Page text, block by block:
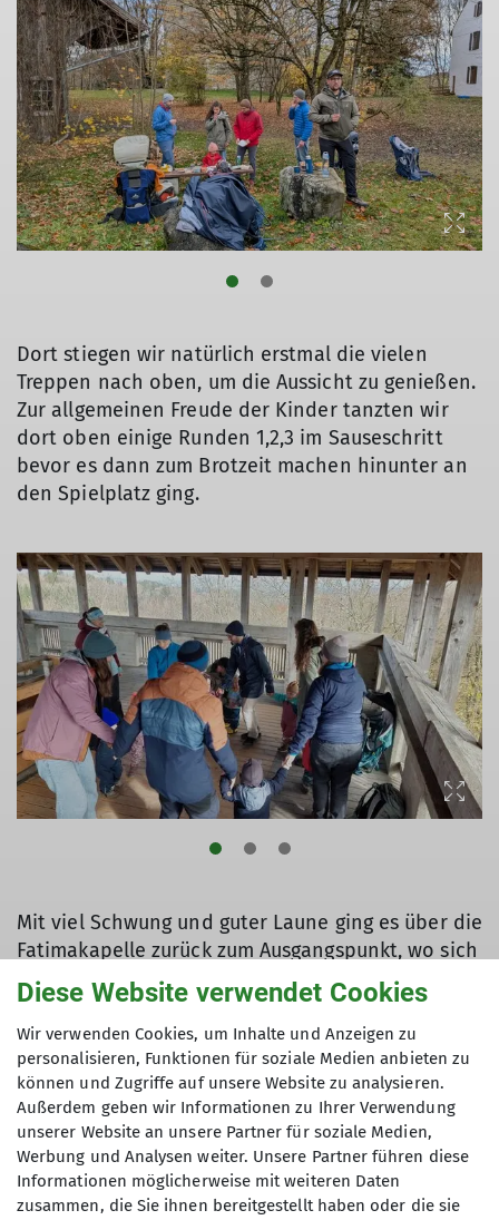
© DAV/Sophie Scupin
Dort stiegen wir natürlich erstmal die vielen
Treppen nach oben, um die Aussicht zu genießen.
Zur allgemeinen Freude der Kinder tanzten wir
dort oben einige Runden 1,2,3 im Sauseschritt
bevor es dann zum Brotzeit machen hinunter an
den Spielplatz ging.
Mit viel Schwung und guter Laune ging es über die
Fatimakapelle zurück zum Ausgangspunkt, wo sich
die Erwachsenen dann noch ordentlich
verratschten.
Text und Fotos: Sophie Scupin
Diese Website verwendet Cookies
Wir verwenden Cookies, um Inhalte und Anzeigen zu
personalisieren, Funktionen für soziale Medien anbieten zu
können und Zugriffe auf unsere Website zu analysieren.
Außerdem geben wir Informationen zu Ihrer Verwendung
unserer Website an unsere Partner für soziale Medien,
Werbung und Analysen weiter. Unsere Partner führen diese
Informationen möglicherweise mit weiteren Daten
zusammen, die Sie ihnen bereitgestellt haben oder die sie